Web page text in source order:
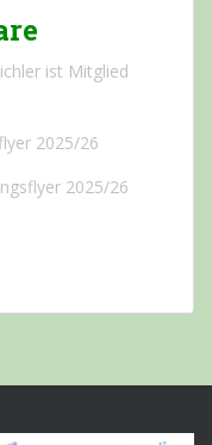
ist Mitglied
2025/26
2025/26